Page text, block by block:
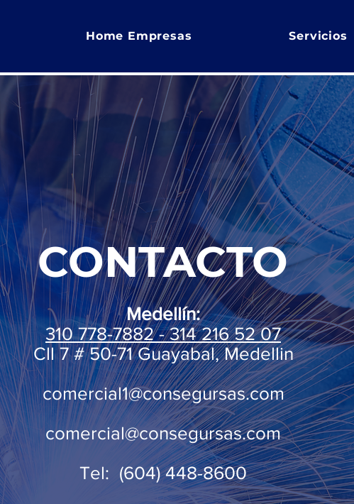
Home Empresas Servicios
CONTACTO
Medellín:
310 778-7882 - 314 216 52 07
Cll 7 # 50-71 Guayabal, Medellin
comercial1@consegursas.com
comercial@consegursas.com
Tel: (604) 448-8600